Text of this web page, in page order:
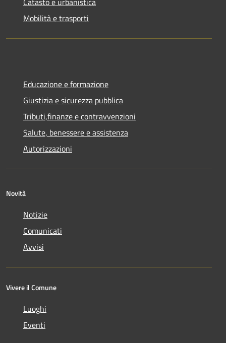
Mobilità e trasporti
Educazione e formazione
Giustizia e sicurezza pubblica
Tributi,finanze e contravvenzioni
Salute, benessere e assistenza
Autorizzazioni
Novità
Notizie
Comunicati
Avvisi
Vivere il Comune
Luoghi
Eventi